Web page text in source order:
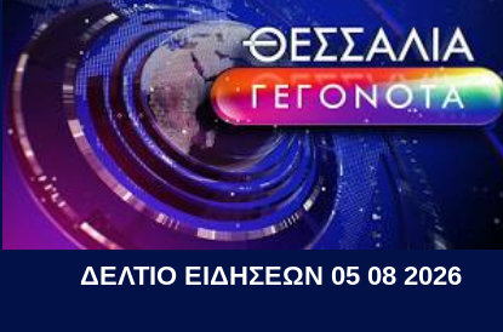
ΔΕΛΤΙΟ ΕΙΔΗΣΕΩΝ 05 08 2026